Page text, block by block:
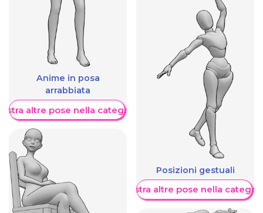
Anime in posa
arrabbiata
altre pose nella categoria
Posizioni gestuali
Mostra altre pose nella